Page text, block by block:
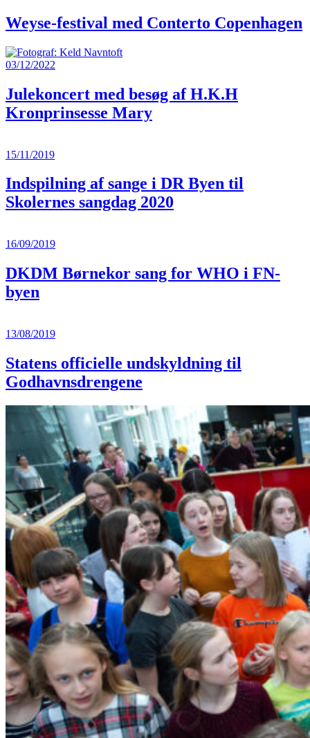
Weyse-festival med Conterto Copenhagen
03/12/2022
Julekoncert med besøg af H.K.H
Kronprinsesse Mary
15/11/2019
Indspilning af sange i DR Byen til
Skolernes sangdag 2020
16/09/2019
DKDM Børnekor sang for WHO i FN-
byen
13/08/2019
Statens officielle undskyldning til
Godhavnsdrengene